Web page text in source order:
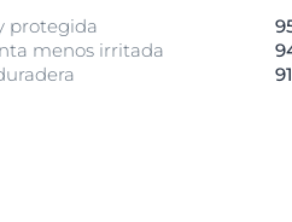
protegida
menos irritada